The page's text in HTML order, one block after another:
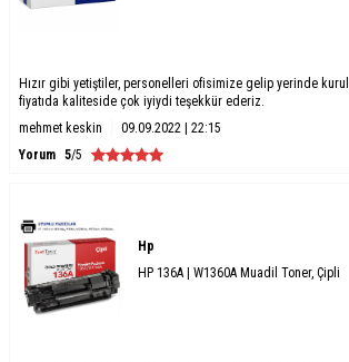
Hızır gibi yetiştiler, personelleri ofisimize gelip yerinde
fiyatıda kaliteside çok iyiydi teşekkür ederiz.
mehmet keskin
09.09.2022 | 22:15
Yorum 5/5
Hp
HP 136A | W1360A Muadil Toner, Çipli